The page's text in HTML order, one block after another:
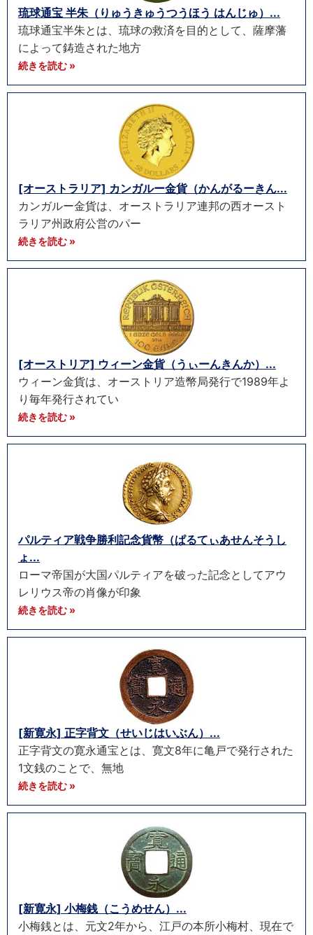
琉球通宝 半朱（りゅうきゅうつうほう はんじゅ）...
琉球通宝半朱とは、琉球の救済を目的として、薩摩藩
によって鋳造された地方
続きを読む »
[オーストラリア] カンガルー金貨（かんがるーきん...
カンガルー金貨は、オーストラリア連邦の西オースト
ラリア州政府公営のパー
続きを読む »
[オーストリア] ウィーン金貨（うぃーんきんか）...
ウィーン金貨は、オーストリア造幣局発行で1989年よ
り毎年発行されてい
続きを読む »
パルティア戦争勝利記念貨幣（ぱるてぃあせんそうし
ょ...
ローマ帝国が大国パルティアを破った記念としてアウ
レリウス帝の肖像が印象
続きを読む »
[新寛永] 正字背文（せいじはいぶん）...
正字背文の寛永通宝とは、寛文8年に亀戸で発行された
1文銭のことで、無地
続きを読む »
[新寛永] 小梅銭（こうめせん）...
小梅銭とは、元文2年から、江戸の本所小梅村、現在で